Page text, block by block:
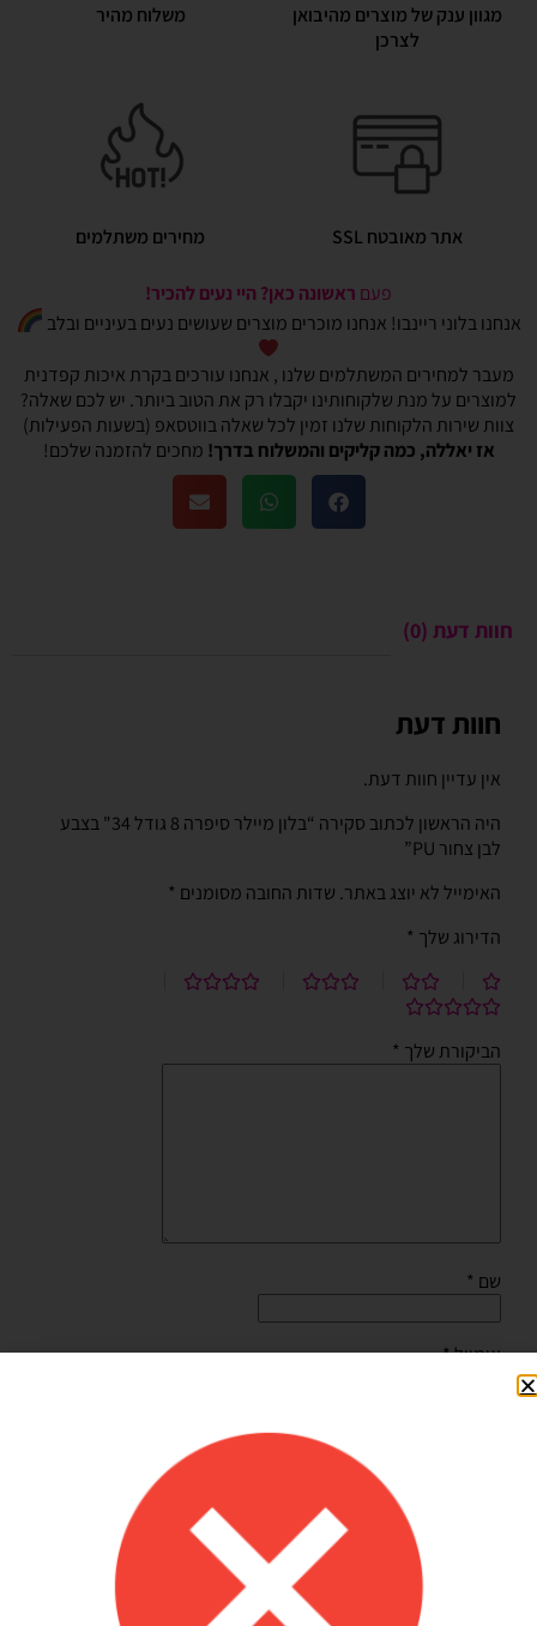
מגוון ענק של מוצרים מהיבואן
לצרכן
משלוח מהיר
אתר מאובטח SSL מחירים משתלמים
פעם ראשונה כאן? היי נעים להכיר!
אנחנו בלוני ריינבו! אנחנו מוכרים מוצרים שעושים נעים בעיניים ובלב
מעבר למחירים המשתלמים שלנו , אנחנו עורכים בקרת איכות קפדנית
למוצרים על מנת שלקוחותינו יקבלו רק את הטוב ביותר. יש לכם שאלה?
צוות שירות הלקוחות שלנו זמין לכל שאלה בווטסאפ (בשעות הפעילות)
אז יאללה, כמה קליקים והמשלוח בדרך! מחכים להזמנה שלכם!
חוות דעת (0)
חוות דעת
אין עדיין חוות דעת.
היה הראשון לכתוב סקירה “בלון מיילר סיפרה 8 גודל 34" בצבע
לבן צחור PU”
האימייל לא יוצג באתר. שדות החובה מסומנים *
הדירוג שלך *
הביקורת שלך *
שם *
אימייל*
שמור בדפדפן זה את השם, האימייל והאתר שלי לפעם הבאה